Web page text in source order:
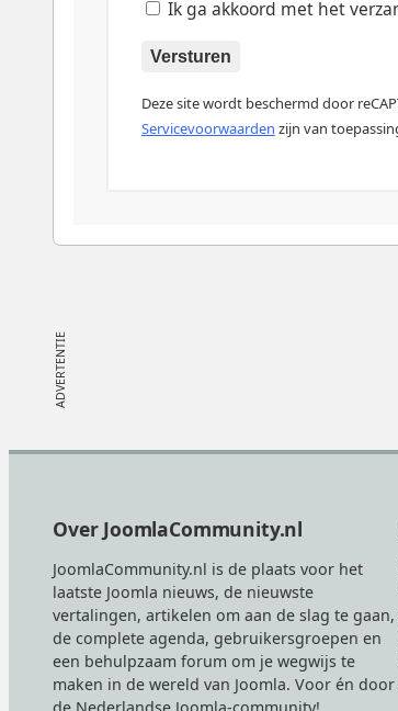
Ik ga akkoord met het
Versturen
Deze site wordt beschermd door
Servicevoorwaarden zijn van
Over JoomlaCommunity.nl
JoomlaCommunity.nl is de plaats voor het
laatste Joomla nieuws, de nieuwste
vertalingen, artikelen om aan de slag te gaan,
de complete agenda, gebruikersgroepen en
een behulpzaam forum om je wegwijs te
maken in de wereld van Joomla. Voor én door
de Nederlandse Joomla-community!